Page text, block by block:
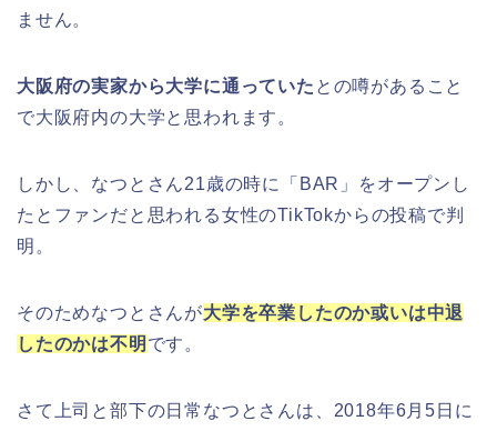
ません。
大阪府の実家から大学に通っていた との噂があること
で大阪府内の大学と思われます。
しかし、なつとさん21歳の時に「BAR」をオープンし
たとファンだと思われる女性のTikTokからの投稿で判
明。
そのためなつとさんが大学を卒業したのか或いは中退
したのかは不明 です。
さて上司と部下の日常なつとさんは、2018年6月5日に